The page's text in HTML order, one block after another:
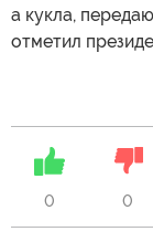
а кукла,
отметил
0 0